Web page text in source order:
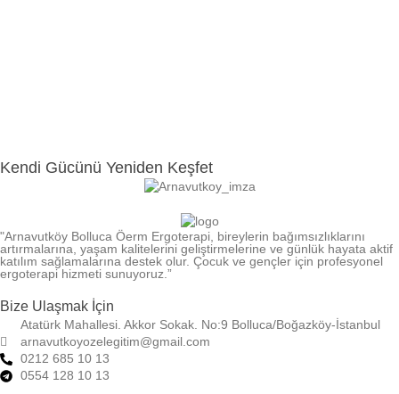
Kendi Gücünü Yeniden Keşfet
"Arnavutköy Bolluca Öerm Ergoterapi, bireylerin bağımsızlıklarını
artırmalarına, yaşam kalitelerini geliştirmelerine ve günlük hayata aktif
katılım sağlamalarına destek olur. Çocuk ve gençler için profesyonel
ergoterapi hizmeti sunuyoruz.”
Bize Ulaşmak İçin
Atatürk Mahallesi. Akkor Sokak. No:9 Bolluca/Boğazköy-İstanbul
arnavutkoyozelegitim@gmail.com
0212 685 10 13
0554 128 10 13